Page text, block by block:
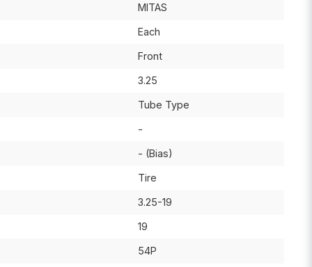
MITAS
Each
Front
3.25
Tube Type
-
- (Bias)
Tire
3.25-19
19
54P